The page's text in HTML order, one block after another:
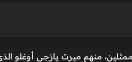
منهم ميرت يازجي أوغلو